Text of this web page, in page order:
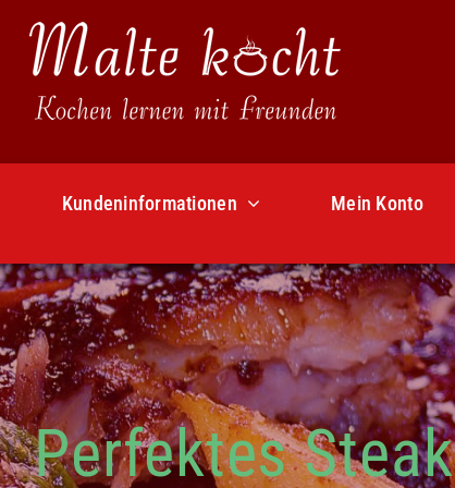
Kundeninformationen Mein Konto
Perfektes Steak